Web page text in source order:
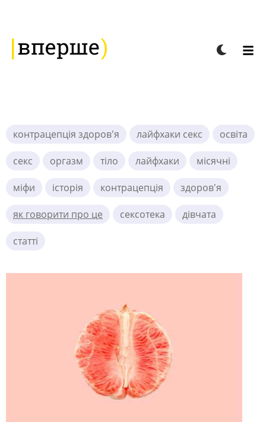
контрацепція здоров'я лайфхаки секс освіта
секс оргазм тіло лайфхаки місячні
міфи історія контрацепція здоров'я
як говорити про це сексотека дівчата
статті